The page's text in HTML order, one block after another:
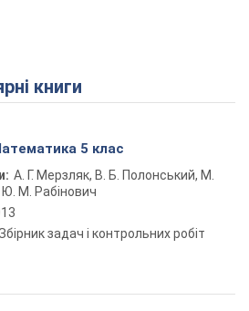
книги
5 клас
А. Г. Мерзляк, В. Б. Полонський, М.
Ю. М. Рабінович
задач і контрольних робіт